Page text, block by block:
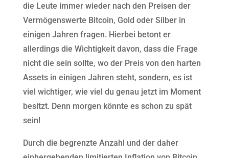
die Leute immer wieder nach den Preisen der
Vermögenswerte Bitcoin, Gold oder Silber in
einigen Jahren fragen. Hierbei betont er
allerdings die Wichtigkeit davon, dass die Frage
nicht die sein sollte, wo der Preis von den harten
Assets in einigen Jahren steht, sondern, es ist
viel wichtiger, wie viel du genau jetzt im Moment
besitzt. Denn morgen könnte es schon zu spät
sein!
Durch die begrenzte Anzahl und der daher